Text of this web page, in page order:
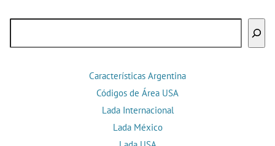
Características Argentina
Códigos de Área USA
Lada Internacional
Lada México